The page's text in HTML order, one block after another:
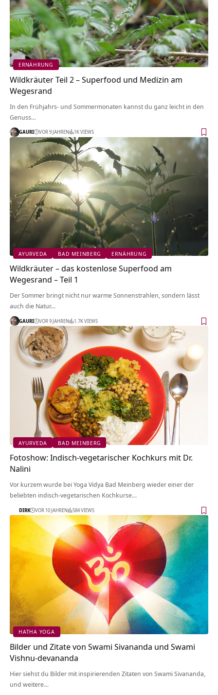
ERNÄHRUNG
Wildkräuter Teil 2 – Superfood und Medizin am
Wegesrand
In den Frühjahrs- und Sommermonaten kannst du ganz leicht in den
Genuss…
GAURI VOR 9 JAHREN 1K VIEWS
AYURVEDA BAD MEINBERG ERNÄHRUNG
Wildkräuter – das kostenlose Superfood am
Wegesrand – Teil 1
Der Sommer bringt nicht nur warme Sonnenstrahlen, sondern lässt
auch die Natur…
GAURI VOR 9 JAHREN 1.7K VIEWS
AYURVEDA BAD MEINBERG
Fotoshow: Indisch-vegetarischer Kochkurs mit Dr.
Nalini
Vor kurzem wurde bei Yoga Vidya Bad Meinberg wieder einer der
beliebten indisch-vegetarischen Kochkurse…
DIRK VOR 10 JAHREN 584 VIEWS
HATHA YOGA
Bilder und Zitate von Swami Sivananda und Swami
Vishnu-devananda
Hier siehst du Bilder mit inspirierenden Zitaten von Swami Sivananda,
und weitere…